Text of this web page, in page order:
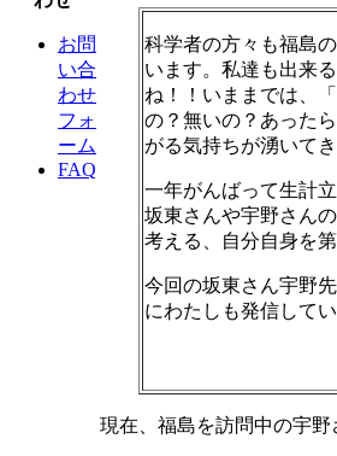
お問
い合
わせ
フォ
ーム
FAQ
科学者の方々も福島
います。私達も出来
ね！！いままでは、
の？無いの？あった
がる気持ちが湧いて
一年がんばって生計
坂東さんや宇野さん
考える、自分自身を
今回の坂東さん宇野
にわたしも発信して
現在、福島を訪問中の宇野